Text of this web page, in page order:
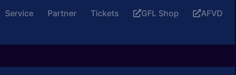
Service Partner Tickets GFL Shop AFVD